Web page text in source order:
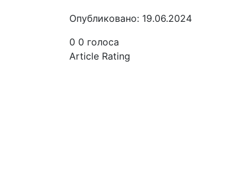
Опубликовано: 19.06.2024
0 0 голоса
Article Rating